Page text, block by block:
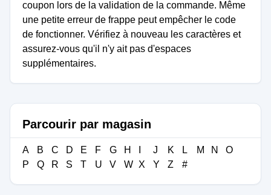
coupon lors de la validation de la commande. Même
une petite erreur de frappe peut empêcher le code
de fonctionner. Vérifiez à nouveau les caractères et
assurez-vous qu'il n'y ait pas d'espaces
supplémentaires.
Parcourir par magasin
A B C D E F G H J K L M N
O
P
Q R S T U V W X Y Z #